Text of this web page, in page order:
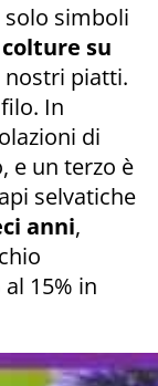
simboli
su
nostri piatti.
In
di
e un terzo è
selvatiche
anni,
15% in